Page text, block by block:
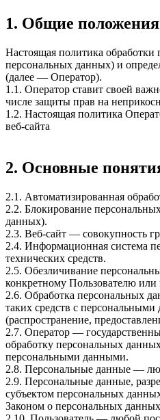
1. Общие положения
Настоящая политика
персональных данных) и
(далее — Оператор).
1.1. Оператор ставит своей
числе защиты прав на
1.2. Настоящая политика
веб-сайта
2. Основные
2.1. Автоматизированная
2.2. Блокирование
данных).
2.3. Веб-сайт — совокупность
2.4. Информационная система
технических средств.
2.5. Обезличивание
конкретному Пользователю
2.6. Обработка персональных
таких средств с
(распространение,
2.7. Оператор —
обработку персональных
персональными данными.
2.8. Персональные данные —
2.9. Персональные данные,
субъектом персональных
Законом о персональных